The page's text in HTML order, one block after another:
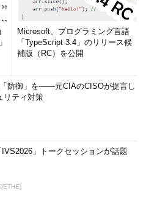
Microsoft、プログラミング言語
「TypeScript 3.4」のリリース候
補版（RC）を公開
防御」を――元CIAのCISOが提言し
リティ対策
IVS2026」トークセッションが話題